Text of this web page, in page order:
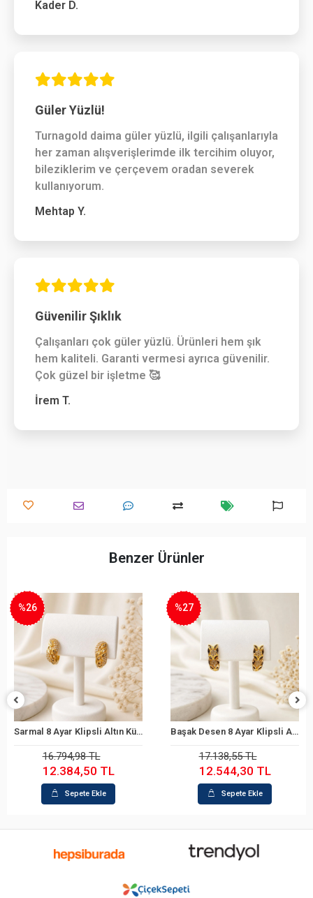
Kader D.
Güler Yüzlü!
Turnagold daima güler yüzlü, ilgili çalışanlarıyla
her zaman alışverişlerimde ilk tercihim oluyor,
bileziklerim ve çerçevem oradan severek
kullanıyorum.
Mehtap Y.
Güvenilir Şıklık
Çalışanları çok güler yüzlü. Ürünleri hem şık
hem kaliteli. Garanti vermesi ayrıca güvenilir.
Çok güzel bir işletme 🥰
İrem T.
Benzer Ürünler
Sarmal 8 Ayar Klipsli Altın Küpe
%26
16.794,98 TL
12.384,50 TL
Sepete Ekle
Başak Desen 8 Ayar Klipsli Altın Küpe
%27
17.138,55 TL
12.544,30 TL
Sepete Ekle